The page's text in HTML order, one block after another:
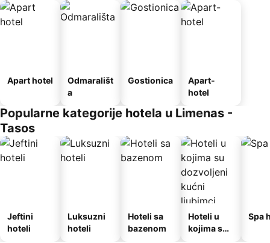
Apart hotel
Odmarališt
a
Gostionica
Apart-
hotel
Popularne kategorije hotela u Limenas -
Tasos
Jeftini
hoteli
Luksuzni
hoteli
Hoteli sa
bazenom
Hoteli u
kojima su
Spa